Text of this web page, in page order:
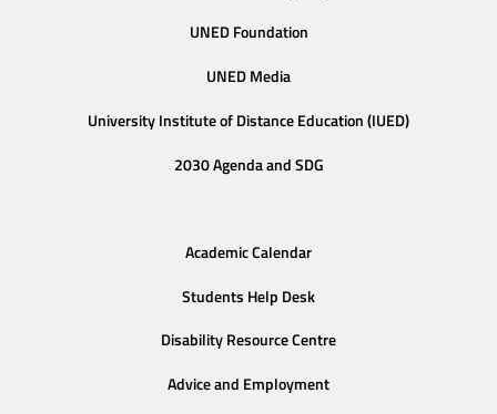
UNED Foundation
UNED Media
University Institute of Distance Education (IUED)
2030 Agenda and SDG
Academic Calendar
Students Help Desk
Disability Resource Centre
Advice and Employment